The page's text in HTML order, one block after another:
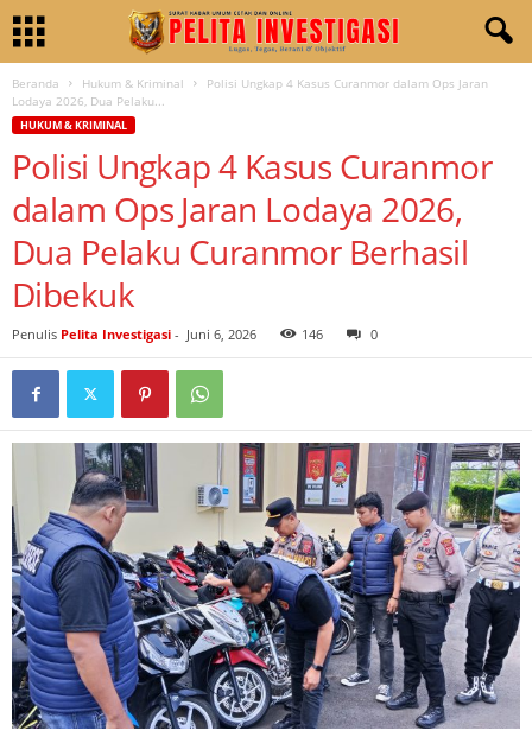
Beranda Hukum & Kriminal
Polisi Ungkap 4 Kasus Curanmor dalam Ops Jaran
Lodaya 2026, Dua Pelaku...
HUKUM & KRIMINAL
Polisi Ungkap 4 Kasus Curanmor
dalam Ops Jaran Lodaya 2026,
Dua Pelaku Curanmor Berhasil
Dibekuk
Penulis Pelita Investigasi - Juni 6, 2026 146 0